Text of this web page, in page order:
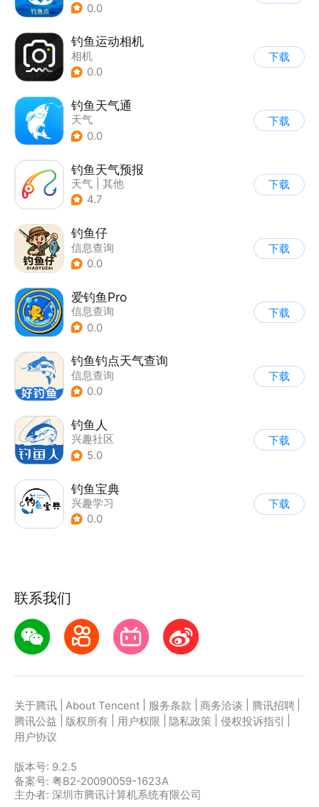
0.0
钓鱼运动相机
相机
0.0
下载
钓鱼天气通
天气
0.0
下载
钓鱼天气预报
天气
其他
4.7
下载
钓鱼仔
信息查询
0.0
下载
爱钓鱼Pro
信息查询
0.0
下载
钓鱼钓点天气查询
信息查询
0.0
下载
钓鱼人
兴趣社区
5.0
下载
钓鱼宝典
兴趣学习
0.0
下载
联系我们
关于腾讯 About Tencent 服务条款 商务洽谈 腾讯招聘
腾讯公益
版权所有 用户权限 隐私政策 侵权投诉指引
用户协议
版本号: 9.2.5
备案号: 粤B2-20090059-1623A
主办者: 深圳市腾讯计算机系统有限公司